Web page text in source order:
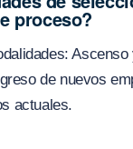
proceso?
de nuevos
actuales.